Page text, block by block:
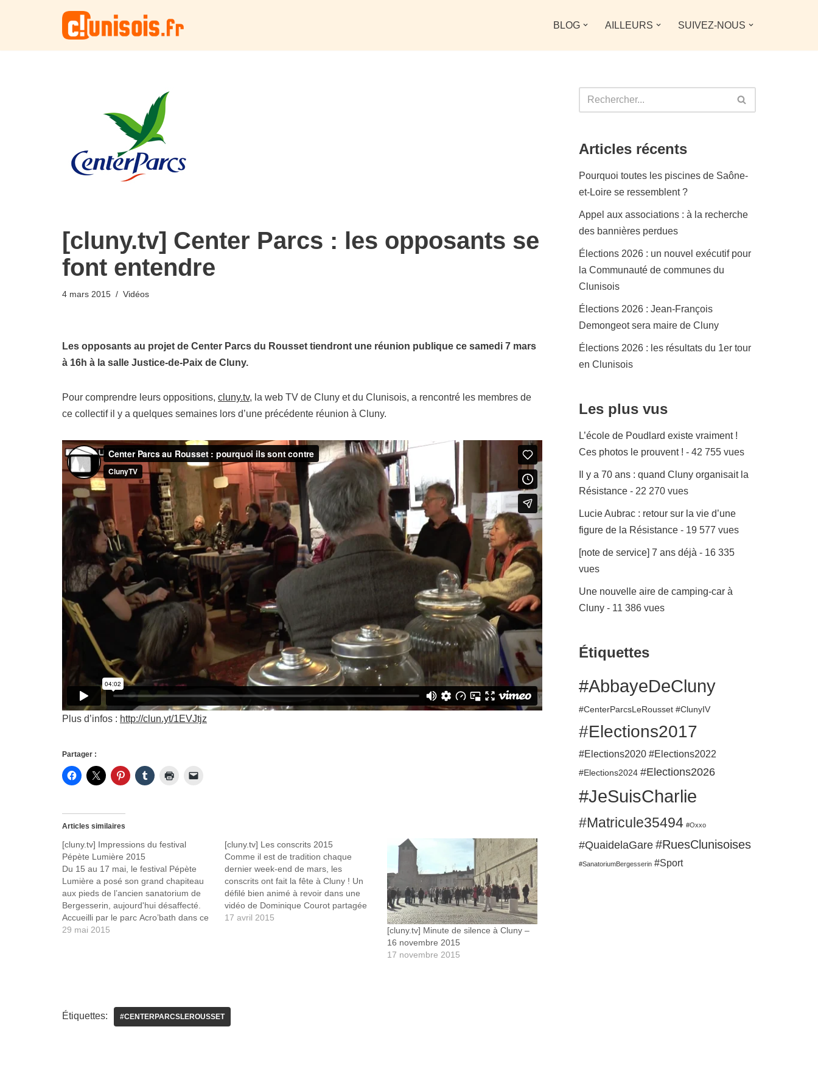
au
BLOG AILLEURS SUIVEZ-NOUS
[cluny.tv] Center Parcs : les opposants se
font entendre
4 mars 2015 Vidéos
Les opposants au projet de Center Parcs du Rousset tiendront une réunion publique ce samedi 7 mars
à 16h à la salle Justice-de-Paix de Cluny.
Pour comprendre leurs oppositions, cluny.tv, la web TV de Cluny et du Clunisois, a rencontré les membres de
ce collectif il y a quelques semaines lors d’une précédente réunion à Cluny.
Plus d’infos : http://clun.yt/1EVJtjz
Partager :
Articles similaires
[cluny.tv] Impressions du festival
Pépète Lumière 2015
Du 15 au 17 mai, le festival Pépète
Lumière a posé son grand chapiteau
aux pieds de l’ancien sanatorium de
Bergesserin, aujourd'hui désaffecté.
Accueilli par le parc Acro’bath dans ce
lieu insolite, le festival itinérant a
29 mai 2015
[cluny.tv] Les conscrits 2015
Comme il est de tradition chaque
dernier week-end de mars, les
conscrits ont fait la fête à Cluny ! Un
défilé bien animé à revoir dans une
vidéo de Dominique Courot partagée
par cluny.tv, la web TV de Cluny et du
17 avril 2015
[cluny.tv] Minute de silence à Cluny –
16 novembre 2015
17 novembre 2015
Étiquettes: #CENTERPARCSLEROUSSET
Articles récents
Pourquoi toutes les piscines de Saône-
et-Loire se ressemblent ?
Appel aux associations : à la recherche
des bannières perdues
Élections 2026 : un nouvel exécutif pour
la Communauté de communes du
Clunisois
Élections 2026 : Jean-François
Demongeot sera maire de Cluny
Élections 2026 : les résultats du 1er tour
en Clunisois
Les plus vus
L’école de Poudlard existe vraiment !
Ces photos le prouvent ! - 42 755 vues
Il y a 70 ans : quand Cluny organisait la
Résistance - 22 270 vues
Lucie Aubrac : retour sur la vie d’une
figure de la Résistance - 19 577 vues
[note de service] 7 ans déjà - 16 335
vues
Une nouvelle aire de camping-car à
Cluny - 11 386 vues
Étiquettes
#AbbayeDeCluny
#CenterParcsLeRousset #ClunyIV
#Elections2017
#Elections2020 #Elections2022
#Elections2024 #Elections2026
#JeSuisCharlie
#Matricule35494 #Oxxo
#QuaidelaGare#RuesClunisoises
#SanatoriumBergesserin #Sport